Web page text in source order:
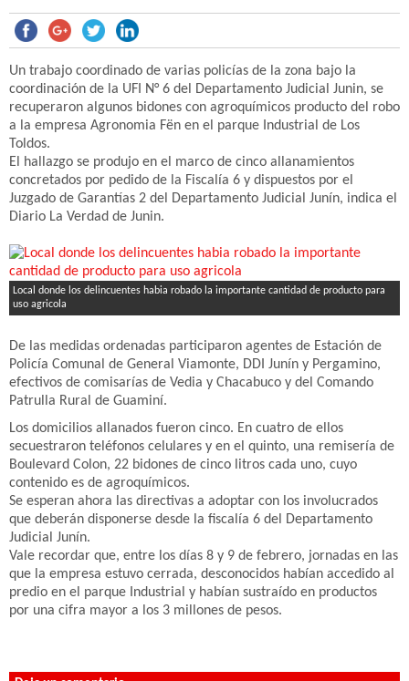
Un trabajo coordinado de varias policías de la zona bajo la
coordinación de la UFI N° 6 del Departamento Judicial Junin, se
recuperaron algunos bidones con agroquímicos producto del robo
a la empresa Agronomia Fën en el parque Industrial de Los
Toldos.
El hallazgo se produjo en el marco de cinco allanamientos
concretados por pedido de la Fiscalía 6 y dispuestos por el
Juzgado de Garantías 2 del Departamento Judicial Junín, indica el
Diario La Verdad de Junin.
Local donde los delincuentes habia robado la importante cantidad de producto para
uso agricola
De las medidas ordenadas participaron agentes de Estación de
Policía Comunal de General Viamonte, DDI Junín y Pergamino,
efectivos de comisarías de Vedia y Chacabuco y del Comando
Patrulla Rural de Guaminí.
Los domicilios allanados fueron cinco. En cuatro de ellos
secuestraron teléfonos celulares y en el quinto, una remisería de
Boulevard Colon, 22 bidones de cinco litros cada uno, cuyo
contenido es de agroquímicos.
Se esperan ahora las directivas a adoptar con los involucrados
que deberán disponerse desde la fiscalía 6 del Departamento
Judicial Junín.
Vale recordar que, entre los días 8 y 9 de febrero, jornadas en las
que la empresa estuvo cerrada, desconocidos habían accedido al
predio en el parque Industrial y habían sustraído en productos
por una cifra mayor a los 3 millones de pesos.